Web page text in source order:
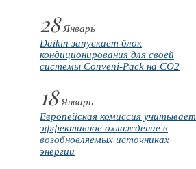
28Январь
Daikin запускает блок
кондиционирования для своей
системы Conveni-Pack на CO2
18Январь
Европейская комиссия учитывает
эффективное охлаждение в
возобновляемых источниках
энергии